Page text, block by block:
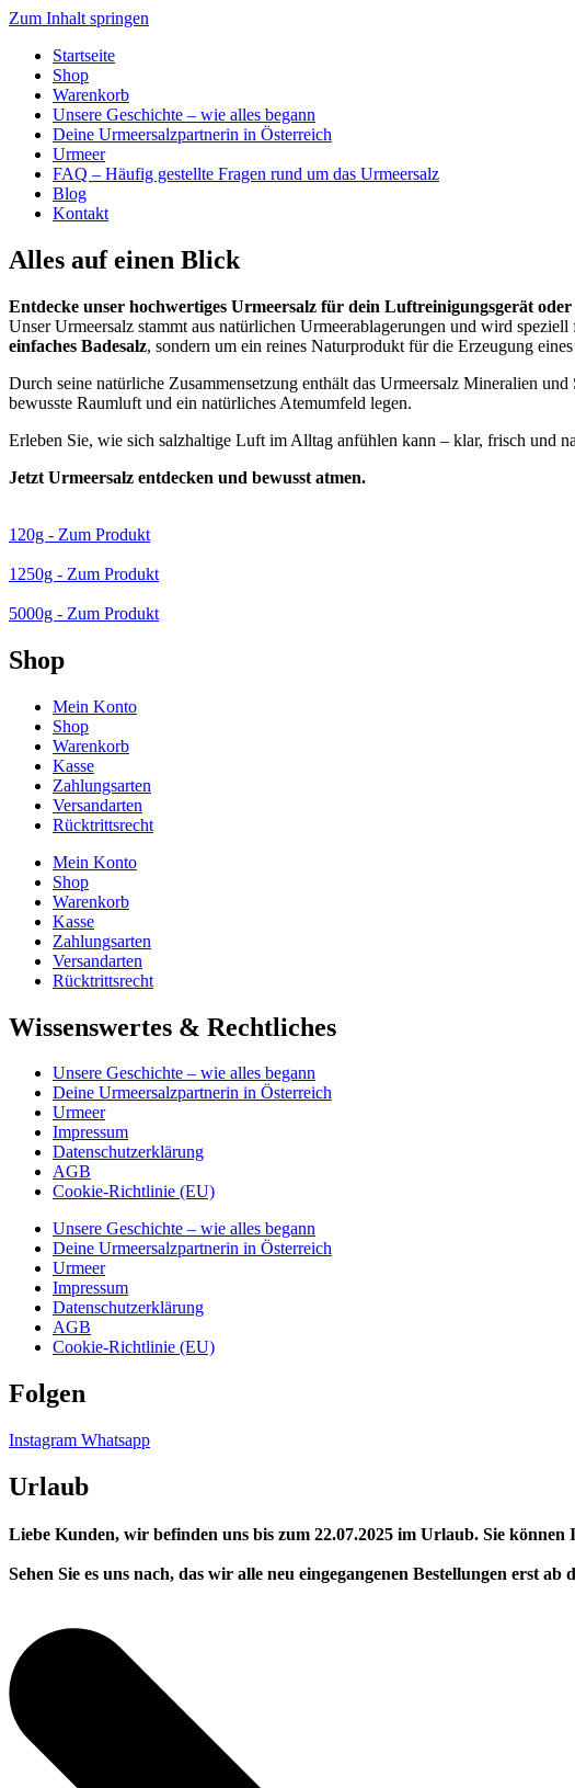
Zum Inhalt springen
Startseite
Shop
Warenkorb
Unsere Geschichte – wie alles begann
Deine Urmeersalzpartnerin in Österreich
Urmeer
FAQ – Häufig gestellte Fragen rund um das Urmeersalz
Blog
Kontakt
Alles auf einen Blick
Entdecke unser hochwertiges Urmeersalz für dein Luftreinigungsgerät oder
Unser Urmeersalz stammt aus natürlichen Urmeerablagerungen und wird
einfaches Badesalz, sondern um ein reines Naturprodukt für die Erzeugung
Durch seine natürliche Zusammensetzung enthält das Urmeersalz Mineralien
bewusste Raumluft und ein natürliches Atemumfeld legen.
Erleben Sie, wie sich salzhaltige Luft im Alltag anfühlen kann – klar, frisch und
Jetzt Urmeersalz entdecken und bewusst atmen.
120g - Zum Produkt
1250g - Zum Produkt
5000g - Zum Produkt
Shop
Mein Konto
Shop
Warenkorb
Kasse
Zahlungsarten
Versandarten
Rücktrittsrecht
Mein Konto
Shop
Warenkorb
Kasse
Zahlungsarten
Versandarten
Rücktrittsrecht
Wissenswertes & Rechtliches
Unsere Geschichte – wie alles begann
Deine Urmeersalzpartnerin in Österreich
Urmeer
Impressum
Datenschutzerklärung
AGB
Cookie-Richtlinie (EU)
Unsere Geschichte – wie alles begann
Deine Urmeersalzpartnerin in Österreich
Urmeer
Impressum
Datenschutzerklärung
AGB
Cookie-Richtlinie (EU)
Folgen
Instagram Whatsapp
Urlaub
Liebe Kunden, wir befinden uns bis zum 22.07.2025 im Urlaub. Sie
Sehen Sie es uns nach, das wir alle neu eingegangenen Bestellungen erst ab